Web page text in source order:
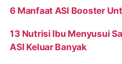
6 Manfaat ASI Booster
13 Nutrisi Ibu Menyusui
ASI Keluar Banyak